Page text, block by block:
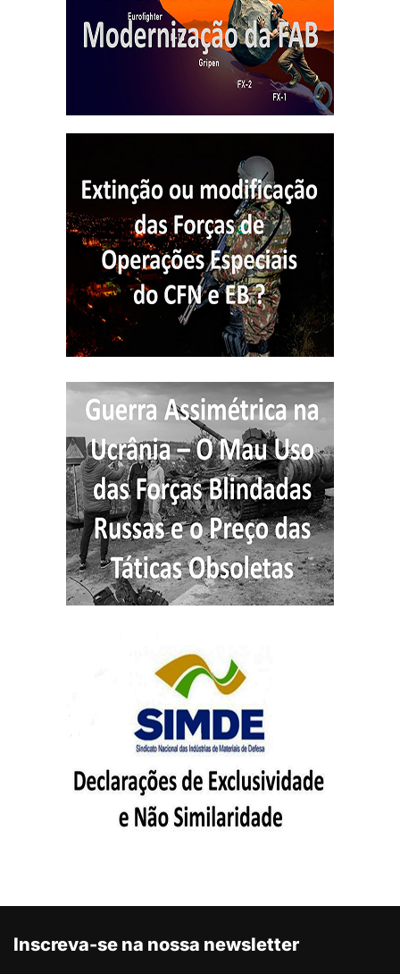
Inscreva-se na nossa newsletter